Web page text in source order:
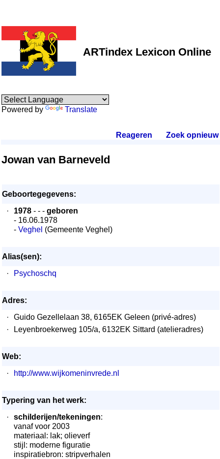
ARTindex Lexicon Online
Powered by Translate
Reageren Zoek opnieuw.
Jowan van Barneveld
Geboortegegevens:
·
1978 - - - geboren
- 16.06.1978
- Veghel (Gemeente Veghel)
Alias(sen):
·
Psychoschq
Adres:
·
Guido Gezellelaan 38, 6165EK Geleen (privé-adres)
·
Leyenbroekerweg 105/a, 6132EK Sittard (atelieradres)
Web:
·
http://www.wijkomeninvrede.nl
Typering van het werk:
·
schilderijen/tekeningen:
vanaf voor 2003
materiaal: lak; olieverf
stijl: moderne figuratie
inspiratiebron: stripverhalen